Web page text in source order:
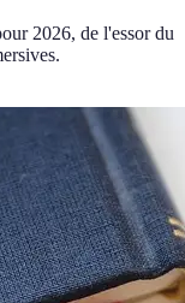
2026, de l'essor du